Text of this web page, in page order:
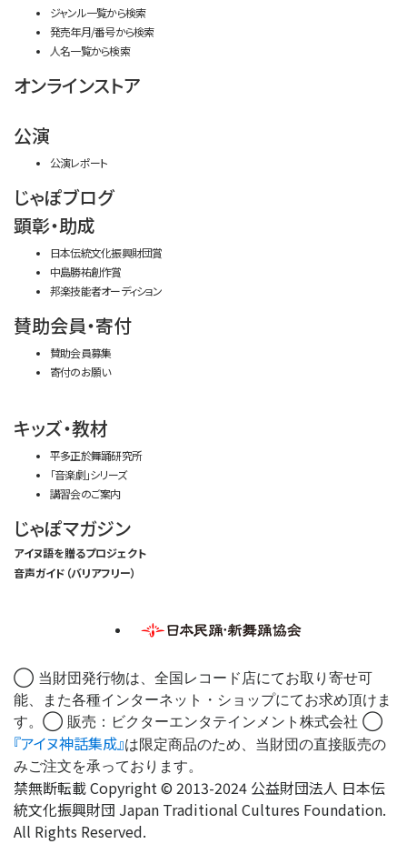
ジャンル一覧から検索
発売年月/番号から検索
人名一覧から検索
オンラインストア
公演
公演レポート
じゃぽブログ
顕彰・助成
日本伝統文化振興財団賞
中島勝祐創作賞
邦楽技能者オーディション
賛助会員・寄付
賛助会員募集
寄付のお願い
キッズ・教材
平多正於舞踊研究所
「音楽劇」シリーズ
講習会のご案内
じゃぽマガジン
アイヌ語を贈るプロジェクト
音声ガイド（バリアフリー）
◯ 当財団発行物は、全国レコード店にてお取り寄せ可
能、また各種インターネット・ショップにてお求め頂けま
す。◯ 販売：ビクターエンタテインメント株式会社 ◯
『アイヌ神話集成』は限定商品のため、当財団の直接販売の
みご注文を承っております。
禁無断転載 Copyright © 2013-2024 公益財団法人 日本伝
統文化振興財団 Japan Traditional Cultures Foundation.
All Rights Reserved.